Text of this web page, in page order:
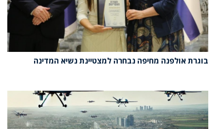
בוגרת אולפנה מחיפה נבחרה למצטיינת נשיא המדינה